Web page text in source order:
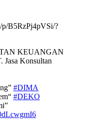
p/B5RzPj4pVSi/?
KEUANGAN
Jasa Konsultan
#DIMA
#DEKO